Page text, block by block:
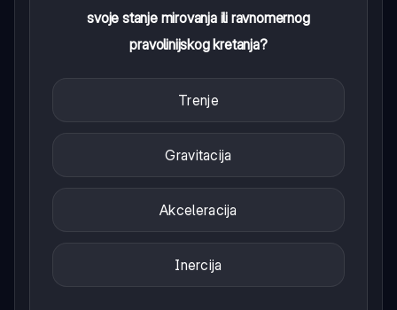
svoje stanje mirovanja ili ravnomernog
pravolinijskog kretanja?
Trenje
Gravitacija
Akceleracija
Inercija